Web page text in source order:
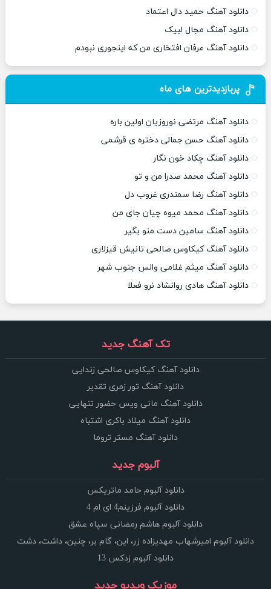
دانلود آهنگ حمید دال اعتماد
دانلود آهنگ مجال لبیک
دانلود آهنگ عرفان افتخاری من که اینجوری نبودم
پربازدیدترین های ماه
دانلود آهنگ مرتضی نوروزیان اولین باره
دانلود آهنگ حسن جمالی دختره ی قرشمی
دانلود آهنگ چکاد خون نگار
دانلود آهنگ محمد صدرا من و تو
دانلود آهنگ رضا سمندری غروب دل
دانلود آهنگ محمد میوه چیان جای من
دانلود آهنگ سامین دست منو بگیر
دانلود آهنگ کیکاوس صالحی تانیش قیزلاری
دانلود آهنگ میثم غلامی والس جنوب شهر
دانلود آهنگ هادی روانشاد نرو فعلا
تک آهنگ جدید
دانلود آهنگ کیکاوس صالحی زندایی
دانلود آهنگ تور زمری تقدیر
دانلود آهنگ مانی ویس حضور تنهایی
دانلود آهنگ میلاد باکری اشتباه
دانلود آهنگ مستر تروما
آلبوم جدید
دانلود آلبوم حامد ماتریکس
دانلود آلبوم فرزینم4 ای ام 4
دانلود آلبوم هاشم رمضانی سپاه عشق
دانلود آلبوم امیرشهاب مهدیزاده زر، این، گام بر، چنین، داشت، دشت
دانلود آلبوم زدکس 13
موزیک ویدیو جدید